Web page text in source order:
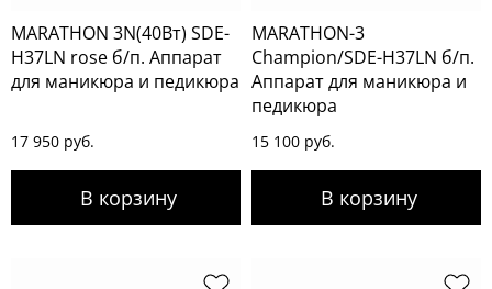
MARATHON 3N(40Вт) SDE-
H37LN rose б/п. Аппарат
для маникюра и педикюра
17 950 руб.
MARATHON-3
Champion/SDE-H37LN б/п.
Аппарат для маникюра и
педикюра
15 100 руб.